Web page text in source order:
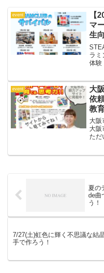
event
【
マ
生
ラミ
体験
ぴっ
チャ
か
を刺
して
event
大
依
教
大阪
大阪
ただ
夏の
de曲
う！
7/27(土)虹色に輝く不思議な結
手で作ろう！